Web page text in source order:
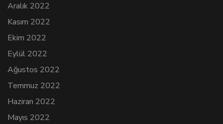
Aralık 2022
Kasım 2022
Ekim 2022
Eylül 2022
Ağustos 2022
Temmuz 2022
Haziran 2022
Mayıs 2022